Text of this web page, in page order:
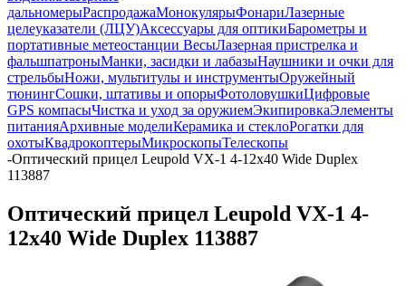
дальномерыРаспродажаМонокулярыФонариЛазерные
целеуказатели (ЛЦУ)Аксессуары для оптикиБарометры и
портативные метеостанции ВесыЛазерная пристрелка и
фальшпатроныМанки, засидки и лабазыНаушники и очки для
стрельбыНожи, мультитулы и инструментыОружейный
тюнингСошки, штативы и опорыФотоловушкиЦифровые
GPS компасыЧистка и уход за оружиемЭкипировкаЭлементы
питанияАрхивные моделиКерамика и стеклоРогатки для
охотыКвадрокоптерыМикроскопыТелескопы
-Оптический прицел Leupold VX-1 4-12x40 Wide Duplex
113887
Оптический прицел Leupold VX-1 4-
12x40 Wide Duplex 113887